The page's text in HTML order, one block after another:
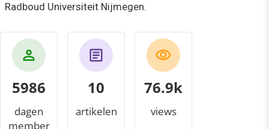
Radboud Universiteit Nijmegen.
5986
dagen
member
10
artikelen
83.7k
views